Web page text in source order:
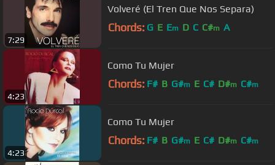
7:29
Volveré (El Tren Que Nos Separa)
Chords: G E Em D C C#m A
4:23
Como Tu Mujer
Chords: F# B G#m E C# D#m C#m
4:23
Como Tu Mujer
Chords: F# B G#m E C# D#m C#m